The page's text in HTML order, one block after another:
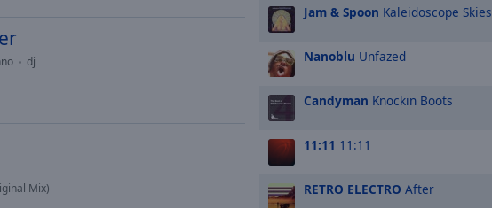
dj
Mix)
Jam & Spoon Kaleidoscope Skies
Nanoblu Unfazed
Candyman Knockin Boots
11:11 11:11
RETRO ELECTRO After